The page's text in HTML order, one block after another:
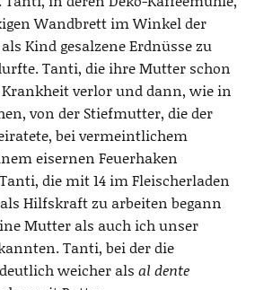
Wandbrett im Winkel der
Kind gesalzene Erdnüsse zu
Tanti, die ihre Mutter schon
verlor und dann, wie in
von der Stiefmutter, die der
bei vermeintlichem
eisernen Feuerhaken
die mit 14 im Fleischerladen
Hilfskraft zu arbeiten begann
Mutter als auch ich unser
Tanti, bei der die
weicher als al dente